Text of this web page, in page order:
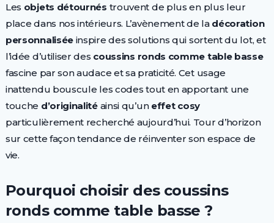
Les objets détournés trouvent de plus en plus leur
place dans nos intérieurs. L’avènement de la décoration
personnalisée inspire des solutions qui sortent du lot, et
l’idée d’utiliser des coussins ronds comme table basse
fascine par son audace et sa praticité. Cet usage
inattendu bouscule les codes tout en apportant une
touche d’originalitéainsi qu’un effet cosy
particulièrement recherché aujourd’hui. Tour d’horizon
sur cette façon tendance de réinventer son espace de
vie.
Pourquoi choisir des coussins
ronds comme table basse ?